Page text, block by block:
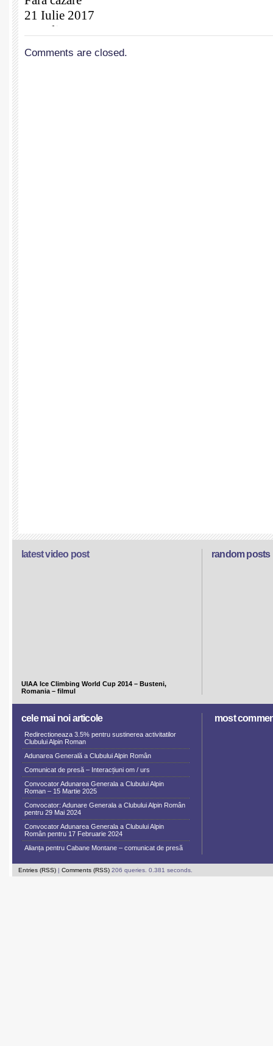
Comments are closed.
random posts
latest video post
UIAA Ice Climbing World Cup 2014 – Busteni,
Romania – filmul
cele mai noi articole
Redirectioneaza 3.5% pentru sustinerea activitatilor
Clubului Alpin Roman
Adunarea Generală a Clubului Alpin Român
Comunicat de presă – Interacțiuni om / urs
Convocator Adunarea Generala a Clubului Alpin
Roman – 15 Martie 2025
Convocator: Adunare Generala a Clubului Alpin Român
pentru 29 Mai 2024
Convocator Adunarea Generala a Clubului Alpin
Român pentru 17 Februarie 2024
Alianța pentru Cabane Montane – comunicat de presă
most
Entries (RSS) | Comments (RSS) 206 queries. 0.381 seconds.